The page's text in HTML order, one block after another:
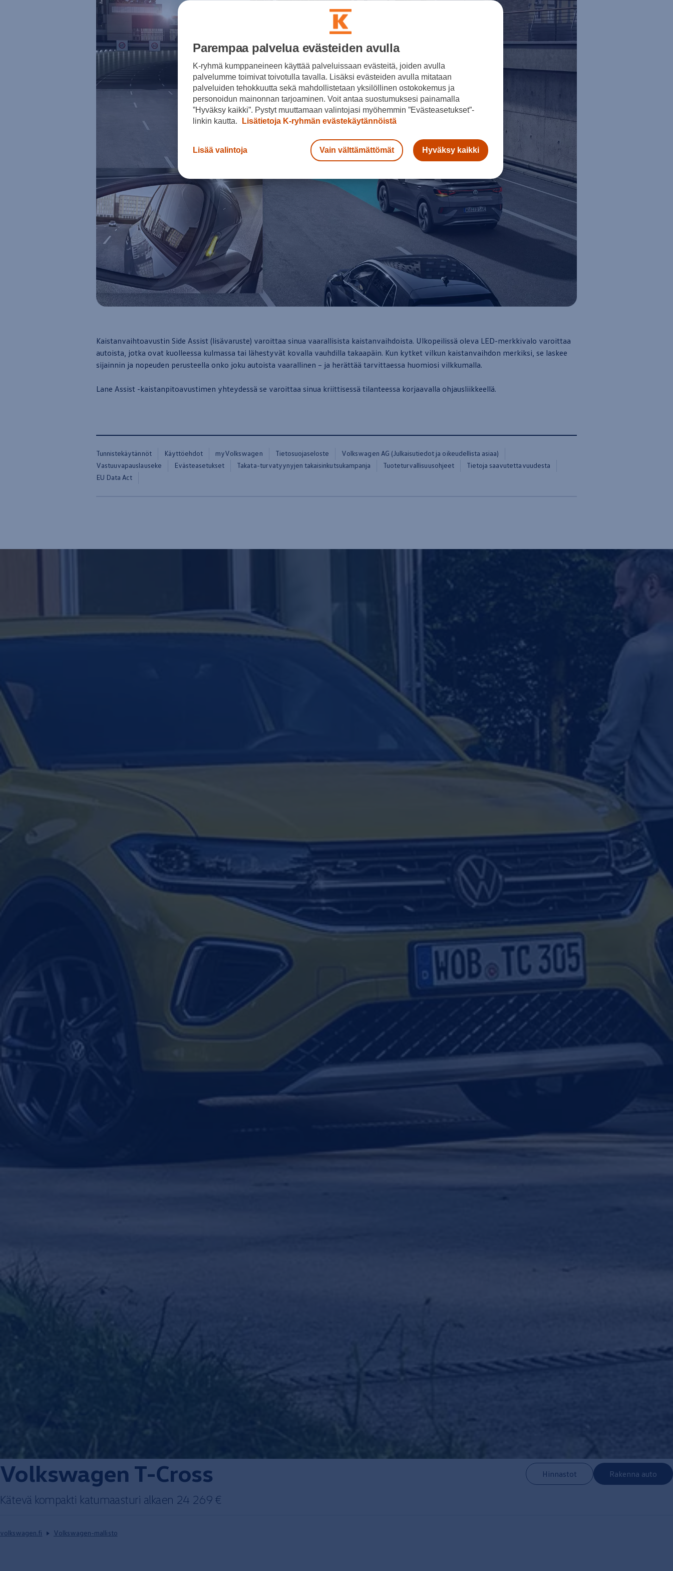
Varaa huolto verkossa
Volkswagen-huolto ja vauriokorjaus
Alkuperäisosat ja lisävarusteet
Huolenpitosopimus
Ohjelmistot ja päivitykset
Ajotietopalvelut Basic ja Fleet
Auton osien kierrätys
Löydä palveluita mallillesi
Matkapuhelimen ja ajoneuvon yhdistäminen
Päivitykset ohjelmistoihin, karttoihin ja radioon
Volkswagen-sovellukset, kirjautuminen ja kauppa
Tilaa vaatimuksenmukaisuustodistus
Sponsorointi ja jalkapallo
Volkswagen-tarinat
WLTP-kulutusmittaus
Yhteystiedot ja jälleenmyyjät
Volkswagen T-Cross
Kätevä kompakti katumaasturi alkaen 24 269 €
Hinnastot Rakenna auto
volkswagen.fi Volkswagen-mallisto
Kaistanvaihtoavustin Side Assist (lisävaruste) varoittaa sinua vaarallisista kaistanvaihdoista. Ulkopeilissä oleva LED-merkkivalo varoittaa
autoista, jotka ovat kuolleessa kulmassa tai lähestyvät kovalla vauhdilla takaapäin. Kun kytket vilkun kaistanvaihdon merkiksi, se laskee
sijainnin ja nopeuden perusteella onko joku autoista vaarallinen – ja herättää tarvittaessa huomiosi vilkkumalla.
Lane Assist -kaistanpitoavustimen yhteydessä se varoittaa sinua kriittisessä tilanteessa korjaavalla ohjausliikkeellä.
Tunnistekäytännöt Käyttöehdot myVolkswagen Tietosuojaseloste
Volkswagen AG (Julkaisutiedot ja oikeudellista asiaa)
Vastuuvapauslauseke
Evästeasetukset Takata-turvatyynyjen takaisinkutsukampanja Tuoteturvallisuusohjeet
Tietoja saavutettavuudesta
EU Data Act
Parempaa palvelua evästeiden avulla
K-ryhmä kumppaneineen käyttää palveluissaan evästeitä, joiden avulla
palvelumme toimivat toivotulla tavalla. Lisäksi evästeiden avulla mitataan
palveluiden tehokkuutta sekä mahdollistetaan yksilöllinen ostokokemus ja
personoidun mainonnan tarjoaminen. Voit antaa suostumuksesi painamalla
”Hyväksy kaikki”. Pystyt muuttamaan valintojasi myöhemmin ”Evästeasetukset”-
linkin kautta.
Lisätietoja K-ryhmän evästekäytännöistä
Lisää valintoja Vain välttämättömät Hyväksy kaikki